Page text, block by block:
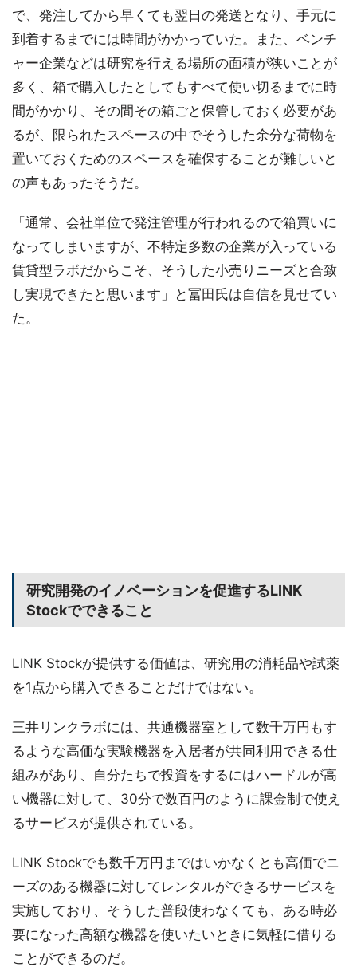
で、発注してから早くても翌日の発送となり、手元に
到着するまでには時間がかかっていた。また、ベンチ
ャー企業などは研究を行える場所の面積が狭いことが
多く、箱で購入したとしてもすべて使い切るまでに時
間がかかり、その間その箱ごと保管しておく必要があ
るが、限られたスペースの中でそうした余分な荷物を
置いておくためのスペースを確保することが難しいと
の声もあったそうだ。
「通常、会社単位で発注管理が行われるので箱買いに
なってしまいますが、不特定多数の企業が入っている
賃貸型ラボだからこそ、そうした小売りニーズと合致
し実現できたと思います」と冨田氏は自信を見せてい
た。
研究開発のイノベーションを促進するLINK
Stockでできること
LINK Stockが提供する価値は、研究用の消耗品や試薬
を1点から購入できることだけではない。
三井リンクラボには、共通機器室として数千万円もす
るような高価な実験機器を入居者が共同利用できる仕
組みがあり、自分たちで投資をするにはハードルが高
い機器に対して、30分で数百円のように課金制で使え
るサービスが提供されている。
LINK Stockでも数千万円まではいかなくとも高価でニ
ーズのある機器に対してレンタルができるサービスを
実施しており、そうした普段使わなくても、ある時必
要になった高額な機器を使いたいときに気軽に借りる
ことができるのだ。